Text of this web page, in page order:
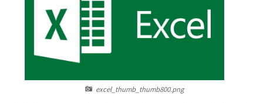
excel_thumb_thumb800.png
Varstvo osebnih podatkov
Informacije javnega značaja
Občinski časopis "Mali Rijtar"
Druge koristne povezave